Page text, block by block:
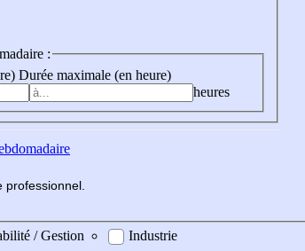
:
Durée maximale (en heure)
heures
professionnel
/ Gestion
Industrie